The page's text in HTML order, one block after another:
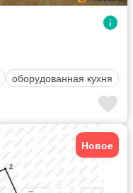
оборудованная кухня
Новое